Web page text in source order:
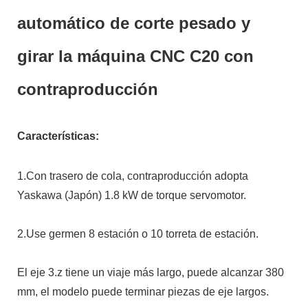
automático de corte pesado y
girar la máquina CNC C20 con
contraproducción
Características:
1.Con trasero de cola, contraproducción adopta
Yaskawa (Japón) 1.8 kW de torque servomotor.
2.Use germen 8 estación o 10 torreta de estación.
El eje 3.z tiene un viaje más largo, puede alcanzar 380
mm, el modelo puede terminar piezas de eje largos.